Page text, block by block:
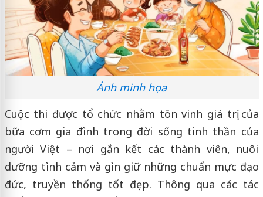
Ảnh minh họa
Cuộc thi được tổ chức nhằm tôn vinh giá trị của
bữa cơm gia đình trong đời sống tinh thần của
người Việt – nơi gắn kết các thành viên, nuôi
dưỡng tình cảm và gìn giữ những chuẩn mực đạo
đức, truyền thống tốt đẹp. Thông qua các tác